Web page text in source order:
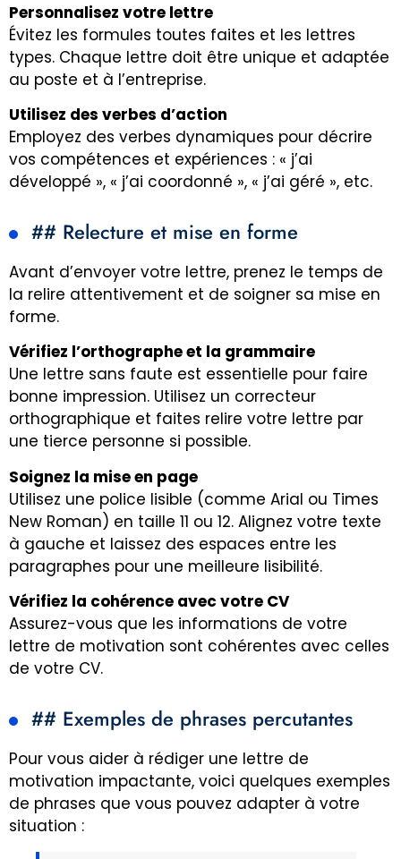
Personnalisez votre lettre
Évitez les formules toutes faites et les lettres
types. Chaque lettre doit être unique et adaptée
au poste et à l’entreprise.
Utilisez des verbes d’action
Employez des verbes dynamiques pour décrire
vos compétences et expériences : « j’ai
développé », « j’ai coordonné », « j’ai géré », etc.
## Relecture et mise en forme
Avant d’envoyer votre lettre, prenez le temps de
la relire attentivement et de soigner sa mise en
forme.
Vérifiez l’orthographe et la grammaire
Une lettre sans faute est essentielle pour faire
bonne impression. Utilisez un correcteur
orthographique et faites relire votre lettre par
une tierce personne si possible.
Soignez la mise en page
Utilisez une police lisible (comme Arial ou Times
New Roman) en taille 11 ou 12. Alignez votre texte
à gauche et laissez des espaces entre les
paragraphes pour une meilleure lisibilité.
Vérifiez la cohérence avec votre CV
Assurez-vous que les informations de votre
lettre de motivation sont cohérentes avec celles
de votre CV.
## Exemples de phrases percutantes
Pour vous aider à rédiger une lettre de
motivation impactante, voici quelques exemples
de phrases que vous pouvez adapter à votre
situation :